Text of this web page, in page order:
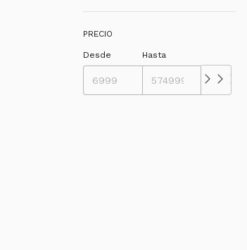
PRECIO
Desde Hasta